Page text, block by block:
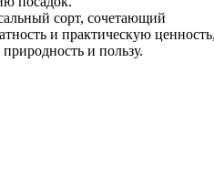
сорт, сочетающий
и практическую
и пользу.